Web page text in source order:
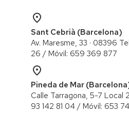
place
Sant Cebrià (Barcelona)
Av. Maresme, 33 · 08396
26 / ​Móvil: 659 369 877
place
Pineda de Mar
Calle Tarragona, 5-7 Local
93 142 81 04 / Móvil: 653